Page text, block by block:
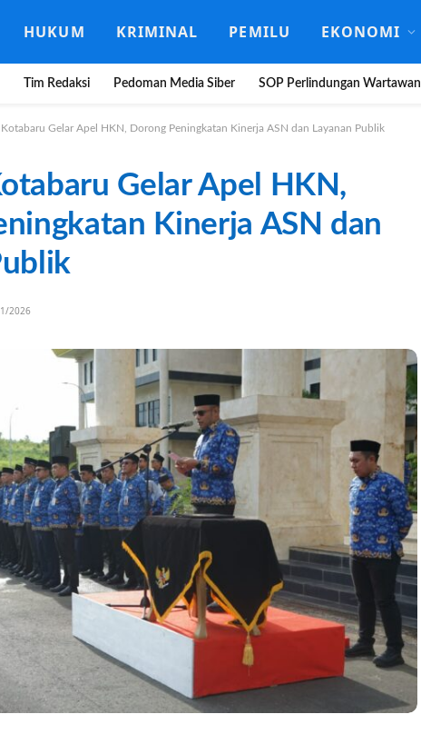
HUKUM KRIMINAL PEMILU EKONOMI
Tim Redaksi Pedoman Media Siber SOP Perlindungan Wartawan
Kotabaru Gelar Apel HKN, Dorong Peningkatan Kinerja ASN dan Layanan Publik
Gelar Apel HKN,
Kinerja ASN dan
2026